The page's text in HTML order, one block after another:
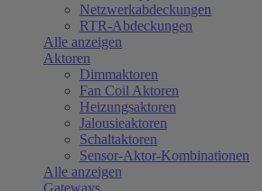
Netzwerkabdeckungen
RTR-Abdeckungen
Alle anzeigen
Aktoren
Dimmaktoren
Fan Coil Aktoren
Heizungsaktoren
Jalousieaktoren
Schaltaktoren
Sensor-Aktor-Kombinationen
Alle anzeigen